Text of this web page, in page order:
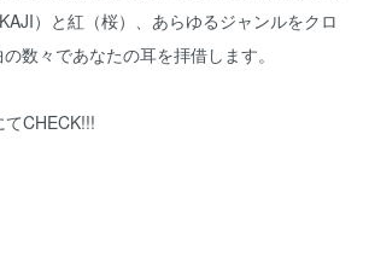
）と紅（桜）、あらゆるジャンルをクロ
数々であなたの耳を拝借します。
てCHECK!!!